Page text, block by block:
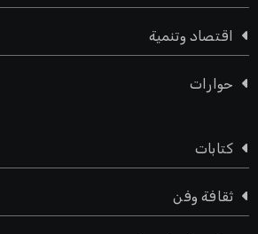
اقتصاد وتنمية
حوارات
كتابات
ثقافة وفن